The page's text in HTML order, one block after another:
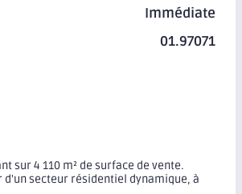
Immédiate
01.97071
sur 4 110 m² de surface de vente.
secteur résidentiel dynamique, à